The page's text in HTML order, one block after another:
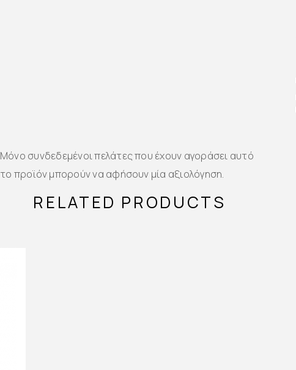
Μόνο συνδεδεμένοι πελάτες που έχουν αγοράσει αυτό
το προϊόν μπορούν να αφήσουν μία αξιολόγηση.
RELATED PRODUCTS